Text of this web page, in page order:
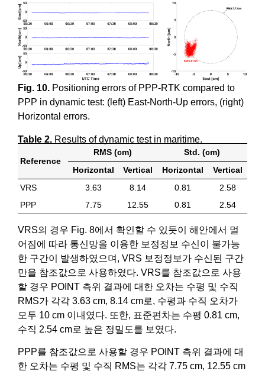
Fig. 10. Positioning errors of PPP-RTK compared to
PPP in dynamic test: (left) East-North-Up errors, (right)
Horizontal errors.
Table 2. Results of dynamic test in maritime.
Reference
RMS (cm)
Std. (cm)
Horizontal
Vertical Horizontal
Vertical
VRS
3.63 8.14 0.81
2.58
PPP
7.75 12.55 0.81 2.54
VRS의 경우 Fig. 8에서 확인할 수 있듯이 해안에서 멀
어짐에 따라 통신망을 이용한 보정정보 수신이 불가능
한 구간이 발생하였으며, VRS 보정정보가 수신된 구간
만을 참조값으로 사용하였다. VRS를 참조값으로 사용
할 경우 POINT 측위 결과에 대한 오차는 수평 및 수직
RMS가 각각 3.63 cm, 8.14 cm로, 수평과 수직 오차가
모두 10 cm 이내였다. 또한, 표준편차는 수평 0.81 cm,
수직 2.54 cm로 높은 정밀도를 보였다.
PPP를 참조값으로 사용할 경우 POINT 측위 결과에 대
한 오차는 수평 및 수직 RMS는 각각 7.75 cm, 12.55 cm